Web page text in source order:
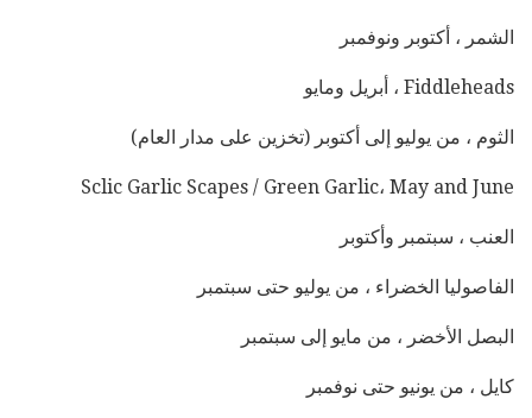
الشمر ، أكتوبر ونوفمبر
Fiddleheads ، أبريل ومايو
الثوم ، من يوليو إلى أكتوبر (تخزين على مدار العام)
Sclic Garlic Scapes / Green Garlic، May and June
العنب ، سبتمبر وأكتوبر
الفاصوليا الخضراء ، من يوليو حتى سبتمبر
البصل الأخضر ، من مايو إلى سبتمبر
كايل ، من يونيو حتى نوفمبر